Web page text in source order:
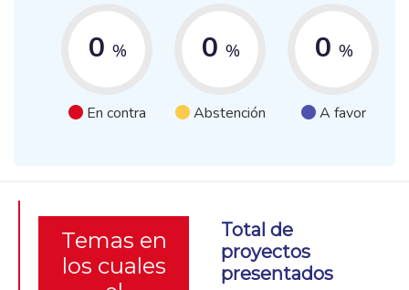
0 %
En contra
0 %
Abstención
0 %
A favor
Temas en
los cuales
Total de
proyectos
presentados